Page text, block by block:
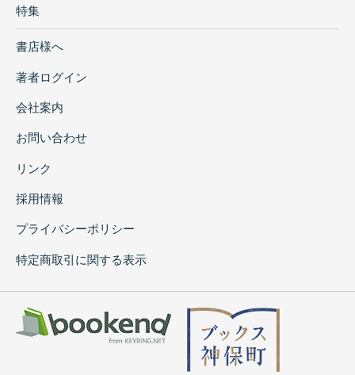
特集
書店様へ
著者ログイン
会社案内
お問い合わせ
リンク
採用情報
プライバシーポリシー
特定商取引に関する表示